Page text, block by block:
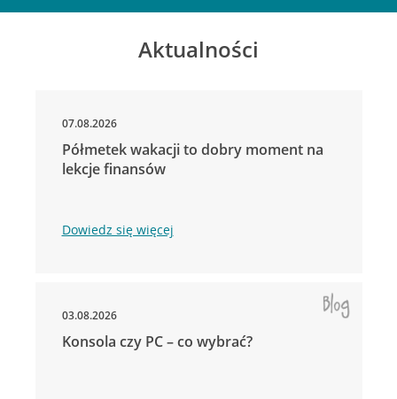
Aktualności
07.08.2026
Półmetek wakacji to dobry moment na
lekcje finansów
Dowiedz się więcej
03.08.2026
Konsola czy PC – co wybrać?